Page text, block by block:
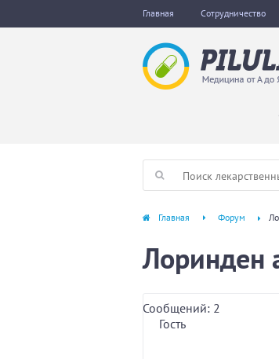
Главная Сотрудничество
Главная Форум
Лоринден
Сообщений: 2
Гость